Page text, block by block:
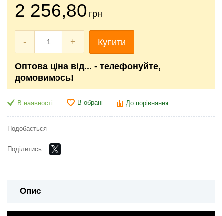
2 256,80 грн
- + Купити
Оптова ціна від... - телефонуйте,
домовимось!
В наявності В обрані До порівняння
Подобається
Поділитись
Опис